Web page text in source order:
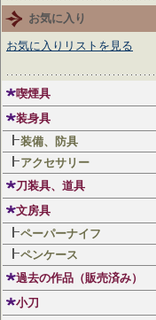
お気に入り
お気に入りリストを見る
喫煙具
装身具
装備、防具
アクセサリー
刀装具、道具
文房具
ペーパーナイフ
ペンケース
過去の作品（販売済み）
小刀